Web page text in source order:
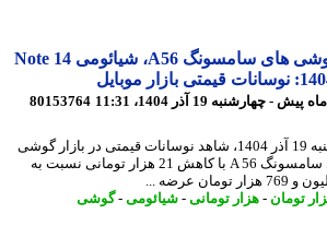
نرخ لحظه ای گوشی های سامسونگ A56، شیائومی Note 14
80153764
- در معاملات امروز، چهارشنبه 19 آذر 1404، شاهد نوسانات قیمتی در بازار گوشی
های هوشمند بودیم. گوشی سامسونگ A 56 با کاهش 21 هزار تومانی نسبت به
-هزار تومانی-شیائومی-گوشی